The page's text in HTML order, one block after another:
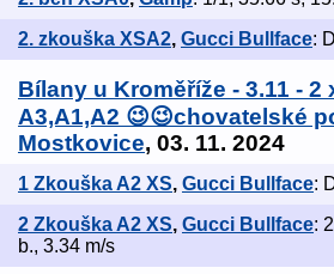
2. zkouška XSA2, Gucci Bullface:
Bílany u Kroměříže - 3.11 - 2
A3,A1,A2 😉😉chovatelské
Mostkovice, 03. 11. 2024
1 Zkouška A2 XS, Gucci Bullface:
2 Zkouška A2 XS, Gucci Bullface:
b., 3.34 m/s